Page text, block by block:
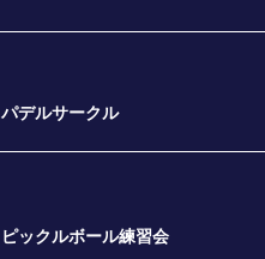
パデルサークル
ピックルボール練習会